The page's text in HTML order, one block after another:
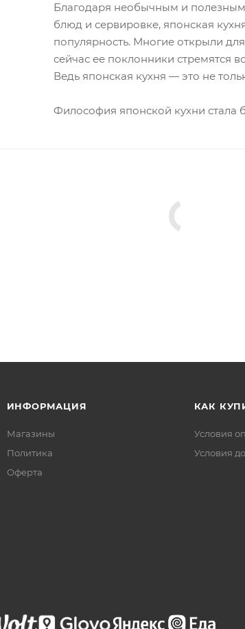
Благодаря необычным и
блюд и сервировке, японская
популярность. Многие открыли
сейчас ее поклонники стремятся
Ведь японская кухня — это не
Философия японской кухни стала
ИНФОРМАЦИЯ
Магазины
Политика
Офертa
КАК
Условия
Условия